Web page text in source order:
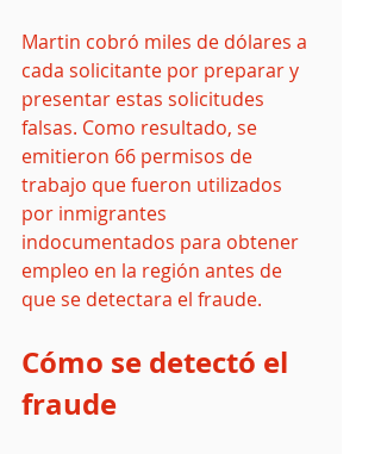
Martin cobró miles de dólares a
cada solicitante por preparar y
presentar estas solicitudes
falsas. Como resultado, se
emitieron 66 permisos de
trabajo que fueron utilizados
por inmigrantes
indocumentados para obtener
empleo en la región antes de
que se detectara el fraude.
Cómo se detectó el
fraude